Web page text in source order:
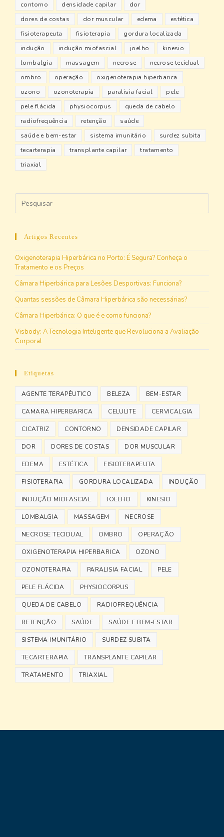
contorno
densidade capilar
dor
dores de costas
dor muscular edema
estética
fisioterapeuta
fisioterapia
gordura localizada
indução
indução miofascial joelho
kinesio
lombalgia
massagem necrose
necrose tecidual
ombro
operação
oxigenoterapia hiperbarica
ozono
ozonoterapia paralisia facial
pele
pele flácida
physiocorpus
queda de cabelo
radiofrequência
retenção
saúde
saúde e bem-estar
sistema imunitário
surdez subita
tecarterapia
transplante capilar
tratamento
triaxial
Artigos Recentes
Oxigenoterapia Hiperbárica no Porto: É Segura? Conheça o
Tratamento e os Preços
Câmara Hiperbárica para Lesões Desportivas: Funciona?
Quantas sessões de Câmara Hiperbárica são necessárias?
Câmara Hiperbárica: O que é e como funciona?
Visbody: A Tecnologia Inteligente que Revoluciona a Avaliação
Corporal
Etiquetas
AGENTE TERAPÊUTICO BELEZA BEM-ESTAR
CAMARA HIPERBARICA CELULITE CERVICALGIA
CICATRIZ CONTORNO DENSIDADE CAPILAR
DOR DORES DE COSTAS DOR MUSCULAR
EDEMA ESTÉTICA FISIOTERAPEUTA
FISIOTERAPIA GORDURA LOCALIZADA INDUÇÃO
INDUÇÃO MIOFASCIAL JOELHO KINESIO
LOMBALGIA MASSAGEM NECROSE
NECROSE TECIDUAL OMBRO OPERAÇÃO
OXIGENOTERAPIA HIPERBARICA OZONO
OZONOTERAPIA PARALISIA FACIAL PELE
PELE FLÁCIDA PHYSIOCORPUS
QUEDA DE CABELO RADIOFREQUÊNCIA
RETENÇÃO SAÚDE SAÚDE E BEM-ESTAR
SISTEMA IMUNITÁRIO SURDEZ SUBITA
TECARTERAPIA TRANSPLANTE CAPILAR
TRATAMENTO TRIAXIAL